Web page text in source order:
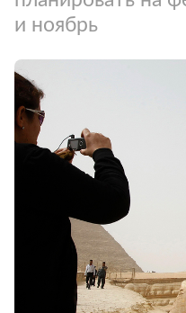
и ноябрь